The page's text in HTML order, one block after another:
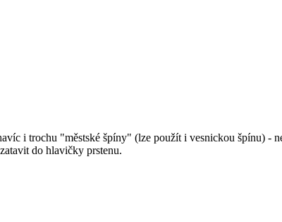
i trochu "městské špíny" (lze použít i vesnickou špínu) -
do hlavičky prstenu.